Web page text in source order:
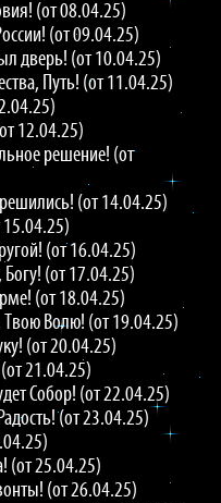
(от 08.04.25)
(от 09.04.25)
дверь! (от 10.04.25)
Путь! (от 11.04.25)
12.04.25)
решение! (от
(от 14.04.25)
15.04.25)
(от 16.04.25)
(от 17.04.25)
(от 18.04.25)
Волю! (от 19.04.25)
(от 20.04.25)
21.04.25)
Собор! (от 22.04.25)
(от 23.04.25)
(от 25.04.25)
(от 26.04.25)